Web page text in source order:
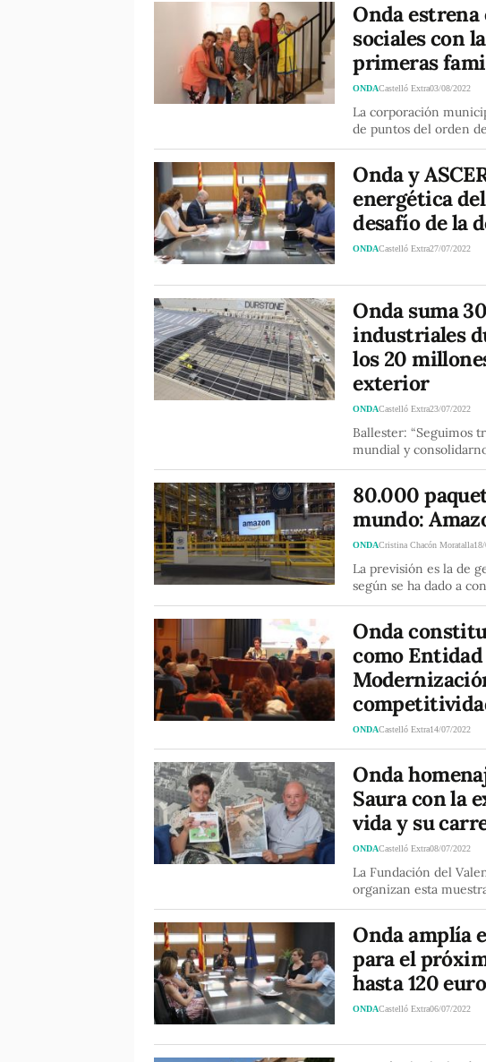
Onda estrena
sociales con
primeras
ONDACastelló Extra03/08/2022
La corporación
de puntos del orden
Onda y
energética
desafío de la
ONDACastelló Extra27/07/2022
Onda suma
industriales
los 20
exterior
ONDACastelló Extra23/07/2022
Ballester: “Seguimos
mundial y
80.000
mundo:
ONDACristina Chacón Moratalla
La previsión es la de
según se ha dado a
Onda
como
ONDACastelló Extra14/07/2022
Onda
Saura con la
vida y su
ONDACastelló Extra08/07/2022
La Fundación del
organizan esta
Onda amplía
para el
hasta 120
ONDACastelló Extra06/07/2022